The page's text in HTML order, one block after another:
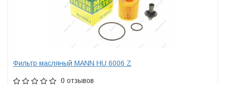
Фильтр масляный MANN HU 6006 Z
0 отзывов